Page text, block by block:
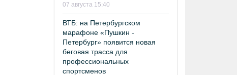
07 августа 15:40
ВТБ: на Петербургском
марафоне «Пушкин -
Петербург» появится новая
беговая трасса для
профессиональных
спортсменов